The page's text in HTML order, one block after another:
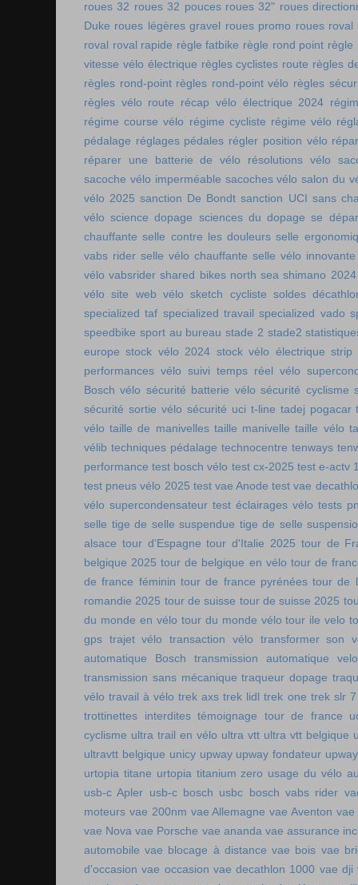
roues 32 roues 32 pouces roues 32" roues
Duke roues légères gravel roues promo roues roval
roval roval rapide règle fatbike règle rond point règle
vitesse vélo électrique règles cyclistes route règles
règles rond-point règles rond-point vélo règles
règles vélo route
récap vélo électrique 2024
régime course vélo régime cycliste régime vélo
pédalage réglages pédales régler position vélo
réparer une batterie de vélo
résolutions vélo
sacoche vélo imperméable sacoches vélo salon du
vélo 2025 sanction De Bondt sanction UCI sans
vélo science dopage sciences du dopage se
chauffante selle contre les douleurs selle
vabs rider selle vélo chauffante selle vélo innovante
vélo vabsrider shared bikes north sea shimano 2024
vélo site web vélo sketch cycliste soldes
specialized taf specialized travail specialized vado
speedbike sport au bureau stade 2 stade2
europe stock vélo 2024 stock vélo électrique strip
performances vélo suivi temps réel vélo
Bosch vélo sécurité batterie vélo sécurité cyclisme
sécurité sortie vélo sécurité uci t-line tadej pogacar
vélo taille de manivelles taille manivelle taille vélo
vélib techniques pédalage technocentre tenways
performance test bosch vélo test cx-2025 test e-actv
test pneus vélo 2025 test vae Anode test vae
vélo supercondensateur test éclairages vélo tests
selle tige de selle suspendue tige de selle
alsace tour d'Espagne tour d'Italie 2025 tour de
belgique 2025 tour de belgique en vélo tour de
de france féminin tour de france pyrénées tour de
romandie 2025 tour de suisse tour de suisse 2025
du monde en vélo tour du monde vélo tour ile velo
gps trajet vélo transaction vélo
transformer son
automatique Bosch
transmission automatique
transmission sans mécanique traqueur dopage
vélo travail à vélo trek axs trek lidl trek one trek slr 7
trottinettes interdites témoignage tour de france
cyclisme ultra trail en vélo ultra vtt ultra vtt belgique
ultravtt belgique unicy upway upway fondateur
urtopia titane urtopia titanium zero usage du vélo
usb-c Apler usb-c bosch usbc bosch vabs rider
moteurs vae 200nm vae Allemagne vae Aventon vae
vae Nova vae Porsche vae ananda vae assurance
automobile vae blocage à distance vae bois vae
d'occasion vae occasion vae decathlon 1000 vae dji